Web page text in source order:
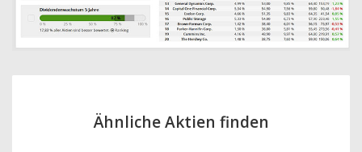
Ähnliche Aktien finden